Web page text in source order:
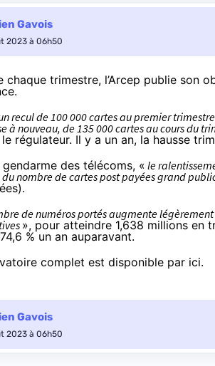
Gavois
2023 à 06h50
chaque trimestre, l’Arcep publie son
recul de 100 000 cartes au premier
à nouveau, de 135 000 cartes au cours du
régulateur. Il y a un an, la hausse
gendarme des télécoms, « le
nombre de cartes post payées grand
de numéros portés augmente
», pour atteindre 1,638 millions en
% un an auparavant.
complet est disponible par ici.
Gavois
2023 à 06h50